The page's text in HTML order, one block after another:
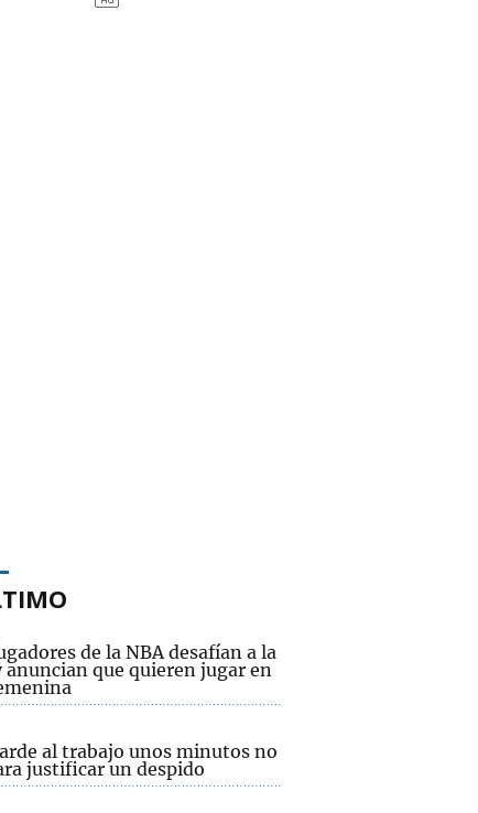
de la NBA desafían a la
anuncian que quieren jugar en
al trabajo unos minutos no
justificar un despido